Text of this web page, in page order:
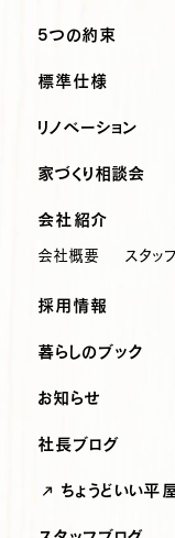
5つの約束
標準仕様
リノベーション
家づくり相談会
会社紹介
会社概要 スタッ
採用情報
暮らしのブック
お知らせ
社長ブログ
ちょうどいい平